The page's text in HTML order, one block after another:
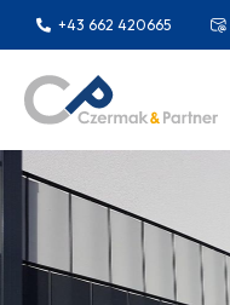
+43 662 420665